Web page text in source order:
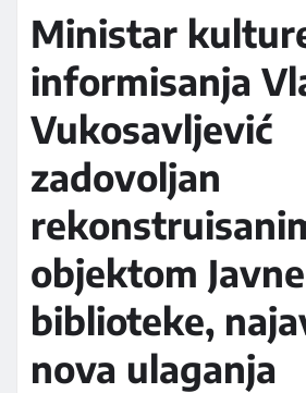
Ministar
informisanja
Vukosavljević
zadovoljan
objektom Javne
biblioteke,
nova ulaganja